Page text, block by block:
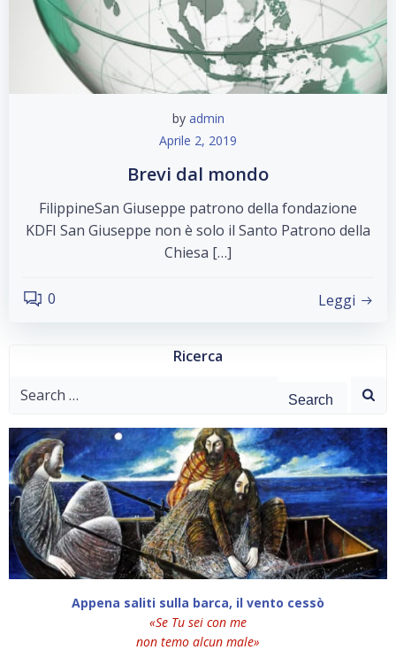
by admin
Aprile 2, 2019
Brevi dal mondo
FilippineSan Giuseppe patrono della fondazione
KDFI San Giuseppe non è solo il Santo Patrono della
Chiesa […]
0 Leggi
Ricerca
Search
Appena saliti sulla barca, il vento cessò
«Se Tu sei con me
non temo alcun male»